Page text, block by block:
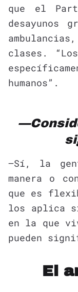
que el
desayunos
clases.
humanos”.
—Sí, la
manera o
que es
los aplica
en la que
pueden
El